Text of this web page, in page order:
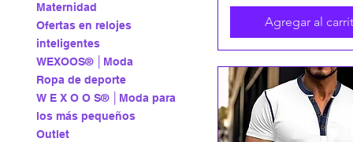
Maternidad
Ofertas en relojes
inteligentes
WEXOOS® │Moda
Ropa de deporte
W E X O O S® │Moda para
los más pequeños
Outlet
Agregar al